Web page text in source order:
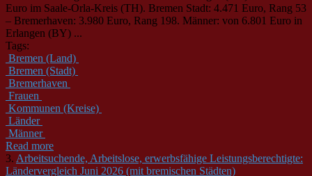
Euro im Saale-Orla-Kreis (TH). Bremen Stadt: 4.471 Euro, Rang 53
– Bremerhaven: 3.980 Euro, Rang 198. Männer: von 6.801 Euro in
Erlangen (BY) ...
Tags:
Bremen (Land)
Bremen (Stadt)
Bremerhaven
Frauen
Kommunen (Kreise)
Länder
Männer
Read more
3. Arbeitsuchende, Arbeitslose, erwerbsfähige Leistungsberechtigte:
Ländervergleich Juni 2026 (mit bremischen Städten)